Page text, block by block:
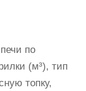
по
(м³), тип
топку,